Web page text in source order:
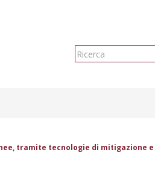
Form
tramite tecnologie di mitigazione